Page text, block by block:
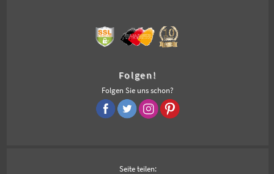
Folgen!
Folgen Sie uns schon?
Seite teilen: